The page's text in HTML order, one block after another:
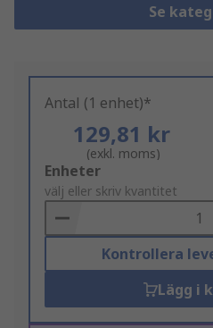
Se
Antal (1 enhet)*
129,81 kr
(exkl. moms)
Add
to
Basket
Enheter
välj eller skriv kvantitet
Kontrollera
Lägg i